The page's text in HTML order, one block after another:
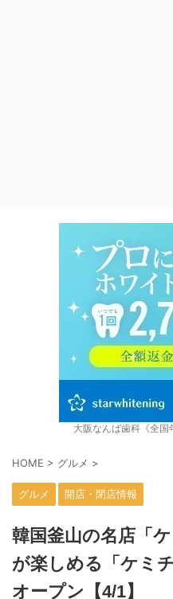
大阪なんば歯科《全国
HOME > グルメ >
グルメ 開店・閉店情報
韓国釜山の名店「
が楽しめる「ケミ
オープン【4/1】